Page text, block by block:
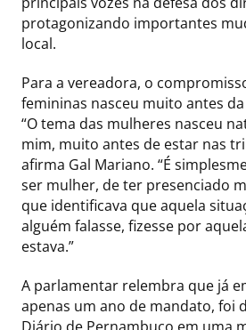
protagonizando importantes
local.
Para a vereadora, o
femininas nasceu muito antes
“O tema das mulheres nasceu
mim, muito antes de estar nas
afirma Gal Mariano. “É
ser mulher, de ter presenciado
que identificava que aquela
alguém falasse, fizesse por
estava.”
A parlamentar relembra que já
apenas um ano de mandato, foi